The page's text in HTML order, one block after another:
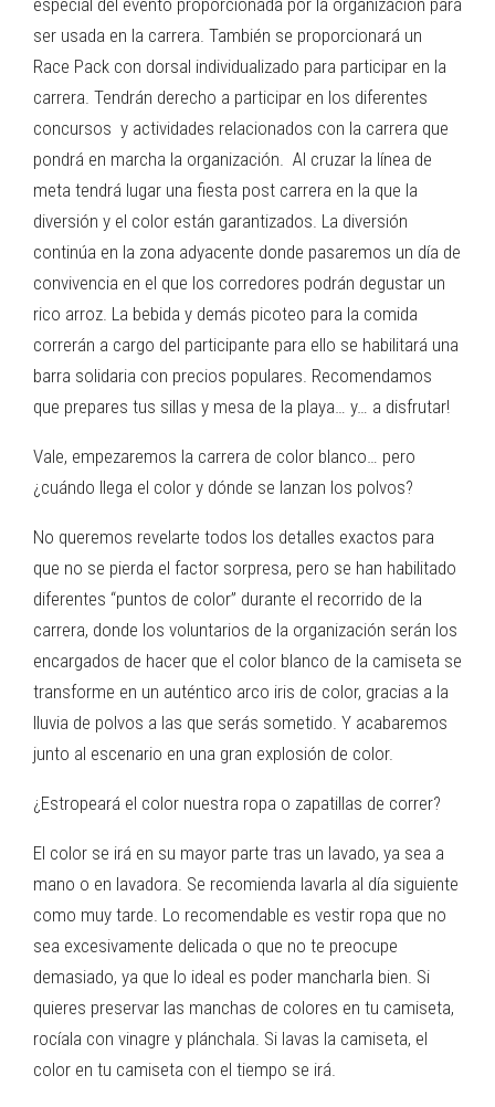
ser usada en la carrera. También se proporcionará un
Race Pack con dorsal individualizado para participar en la
carrera. Tendrán derecho a participar en los diferentes
concursos y actividades relacionados con la carrera que
pondrá en marcha la organización. Al cruzar la línea de
meta tendrá lugar una fiesta post carrera en la que la
diversión y el color están garantizados. La diversión
continúa en la zona adyacente donde pasaremos un día de
convivencia en el que los corredores podrán degustar un
rico arroz. La bebida y demás picoteo para la comida
correrán a cargo del participante para ello se habilitará una
barra solidaria con precios populares. Recomendamos
que prepares tus sillas y mesa de la playa… y… a disfrutar!
Vale, empezaremos la carrera de color blanco… pero
¿cuándo llega el color y dónde se lanzan los polvos?
No queremos revelarte todos los detalles exactos para
que no se pierda el factor sorpresa, pero se han habilitado
diferentes “puntos de color” durante el recorrido de la
carrera, donde los voluntarios de la organización serán los
encargados de hacer que el color blanco de la camiseta se
transforme en un auténtico arco iris de color, gracias a la
lluvia de polvos a las que serás sometido. Y acabaremos
junto al escenario en una gran explosión de color.
¿Estropeará el color nuestra ropa o zapatillas de correr?
El color se irá en su mayor parte tras un lavado, ya sea a
mano o en lavadora. Se recomienda lavarla al día siguiente
como muy tarde. Lo recomendable es vestir ropa que no
sea excesivamente delicada o que no te preocupe
demasiado, ya que lo ideal es poder mancharla bien. Si
quieres preservar las manchas de colores en tu camiseta,
rocíala con vinagre y plánchala. Si lavas la camiseta, el
color en tu camiseta con el tiempo se irá.